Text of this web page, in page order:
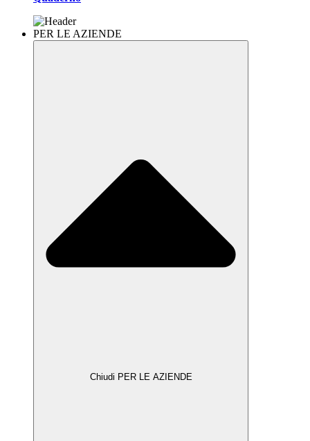
PER LE AZIENDE
Chiudi PER LE AZIENDE